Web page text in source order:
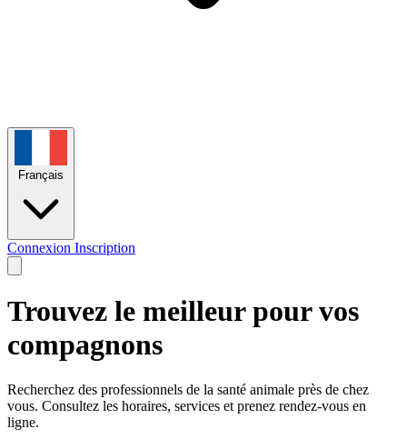
Français
Connexion Inscription
Trouvez le meilleur pourvos
compagnons
Recherchez des professionnels de la santé animale près de chez
vous. Consultez les horaires, services et prenez rendez-vous en
ligne.